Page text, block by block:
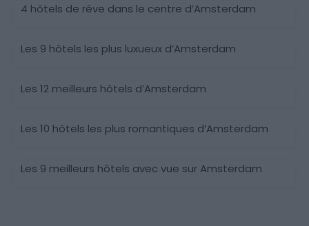
4 hôtels de rêve dans le centre d’Amsterdam
Les 9 hôtels les plus luxueux d’Amsterdam
Les 12 meilleurs hôtels d’Amsterdam
Les 10 hôtels les plus romantiques d’Amsterdam
Les 9 meilleurs hôtels avec vue sur Amsterdam